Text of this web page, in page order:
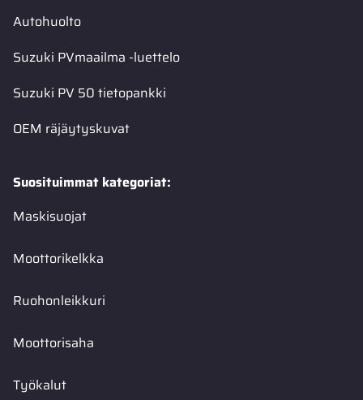
Autohuolto
Suzuki PVmaailma -luettelo
Suzuki PV 50 tietopankki
OEM räjäytyskuvat
Suosituimmat kategoriat:
Maskisuojat
Moottorikelkka
Ruohonleikkuri
Moottorisaha
Työkalut